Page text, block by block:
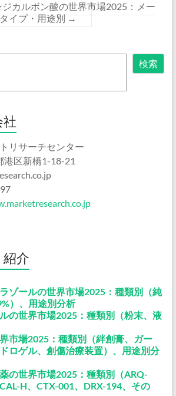
ジカルボン酸の世界市場2025：メー
イプ・用途別 →
検索
リサーチセンター
港区新橋1-18-21
介
ゾールの世界市場2025：種類別（純
）、用途別分析
の世界市場2025：種類別（粉末、液
市場2025：種類別（絆創膏、ガー
ロゲル、創傷治療装置）、用途別分
の世界市場2025：種類別（ARQ-
H、CTX-001、DRX-194、その